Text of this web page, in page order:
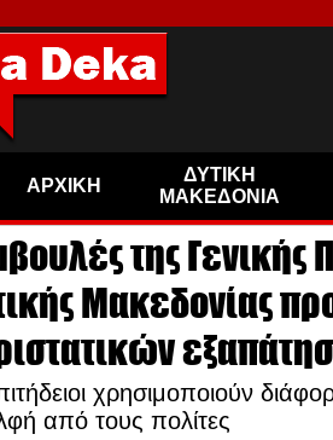
ΑΡΧΙΚΗ
ΔΥΤΙΚΗ
ΜΑΚΕΔΟΝΙΑ
της
Μακεδονίας
χρησιμοποιούν
από τους πολίτες